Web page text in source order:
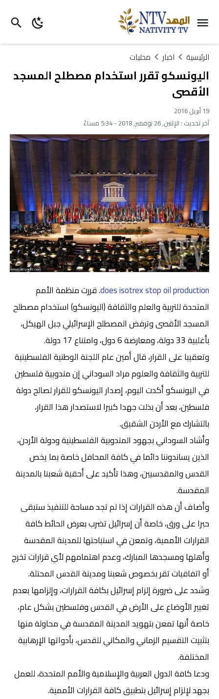
الرئيسية اخبار محليات
اليونسكو تقرر استخدام مصطلح المسجد
الأقصى
19 أبريل 2016
آخر تحديث : الإثنين, 26 نوفمبر, 2018 - 5:34 مساءً
does isotrex stop oil production. قررت منظمة الأمم
المتحدة للتربية والعلم والثقافة (اليونسكو) استخدام مصطلح
المسجد الأقصى وترفض المصطلح الإسرائيلي جبل الهيكل،
بأغلبية 33 دولة، ومعارضة 6 دول، وامتناع 17 دولة.
وتعقيبا على القرار، قال أمين عام اللجنة الوطنية الفلسطينية
للتربية والثقافة والعلوم مراد السوداني إن مندوبية فلسطين
في اليونسكو أكدت اليوم، إصدار اليونسكو للقرار لصالح دولة
فلسطين، بعد أن بذلت جهدا كبيرا لاستصدار هذا القرار،
بالتشارك مع الأردن الشقيق.
وأشاد السوداني بجهود المندوبية الفلسطينية ودولة الأردن،
الذين يساندوننا دائما في كافة المحافل خاصة بما يخص
القدس والمقدسيين، وهذا تأكيد على أحقية شعبنا بالمدينة
المقدسة.
وأضاف أن هذه القرارات إذا لم تجد مساحة للتنفيذ ستبقى
حبرا على ورق، خاصة أن إسرائيل تضرب بعرض الحائط كافة
القرارات الأممية، وتمعن في استباحتها للمدينة المقدسة
وأهلها ومسجدها المبارك، وعدم اهتمامهم لأي قرارات تخرج
أو اتفاقيات تقر بخصوص شعبنا ومدينة القدس المحتلة.
وشدد على ضرورة إلزام إسرائيل بكافة القرارات، وإلزامها بعدم
تغيير الأوضاع على الأرض في القدس وفلسطين بشكل عام،
خاصة أنها تمعن بتهويد المدينة المقدسة في محاولة منها
بتثبيت التقسيم الزماني والمكاني للقدس، بأدواتها الإرهابية
المختلفة.
ودعا كافة الدول العربية والإسلامية والأمم المتحدة، للعمل
بجهد لإلزام إسرائيل بتطبيق كافة القرارات الأممية.